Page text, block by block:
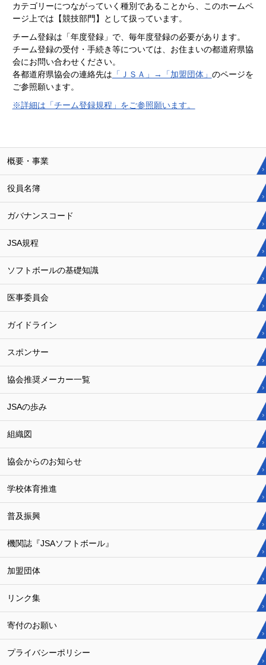
カテゴリーにつながっていく種別であることから、このホームペ
ージ上では【競技部門】として扱っています。
チーム登録は「年度登録」で、毎年度登録の必要があります。
チーム登録の受付・手続き等については、お住まいの都道府県協
会にお問い合わせください。
各都道府県協会の連絡先は 「ＪＳＡ」→「加盟団体」 のページを
ご参照願います。
※詳細は「チーム登録規程」をご参照願います。
概要・事業
役員名簿
ガバナンスコード
JSA規程
ソフトボールの基礎知識
医事委員会
ガイドライン
スポンサー
協会推奨メーカー一覧
JSAの歩み
組織図
協会からのお知らせ
学校体育推進
普及振興
機関誌『JSAソフトボール』
加盟団体
リンク集
寄付のお願い
プライバシーポリシー